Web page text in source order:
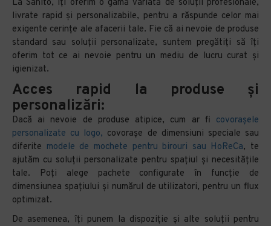
La Sanito, îți oferim o gamă variată de soluții profesionale,
livrate rapid și personalizabile, pentru a răspunde celor mai
exigente cerințe ale afacerii tale. Fie că ai nevoie de produse
standard sau soluții personalizate, suntem pregătiți să îți
oferim tot ce ai nevoie pentru un mediu de lucru curat și
igienizat.
Acces rapid la produse și
personalizări:
Dacă ai nevoie de produse atipice, cum ar fi covorașele
personalizate cu logo, covorașe de dimensiuni speciale sau
diferite modele de mochete pentru birouri sau HoReCa, te
ajutăm cu soluții personalizate pentru spațiul și necesitățile
tale. Poți alege pachete configurate în funcție de
dimensiunea spațiului și numărul de utilizatori, pentru un flux
optimizat.
De asemenea, îți punem la dispoziție și alte soluții pentru